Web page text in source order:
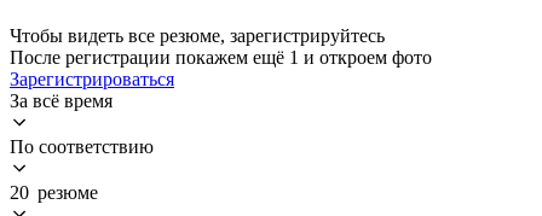
Чтобы видеть все резюме, зарегистрируйтесь
После регистрации покажем ещё 1 и откроем фото
Зарегистрироваться
За всё время
По соответствию
20 резюме